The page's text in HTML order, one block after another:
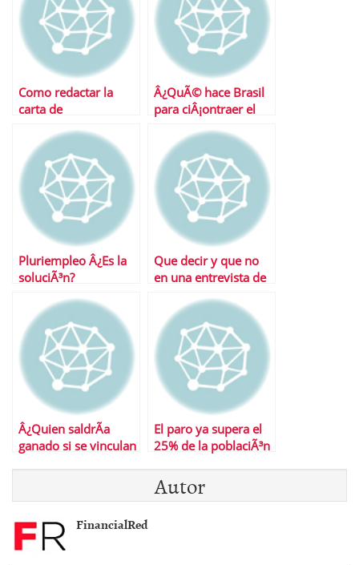
Como redactar la
carta de
perfecta
Â¿QuÃ© hace Brasil
para ciÂ¡ontraer el
Pluriempleo Â¿Es la
soluciÃ³n?
Que decir y que no
en una entrevista de
Â¿Quien saldrÃ­a
ganado si se vinculan
El paro ya supera el
25% de la poblaciÃ³n
Autor
FinancialRed